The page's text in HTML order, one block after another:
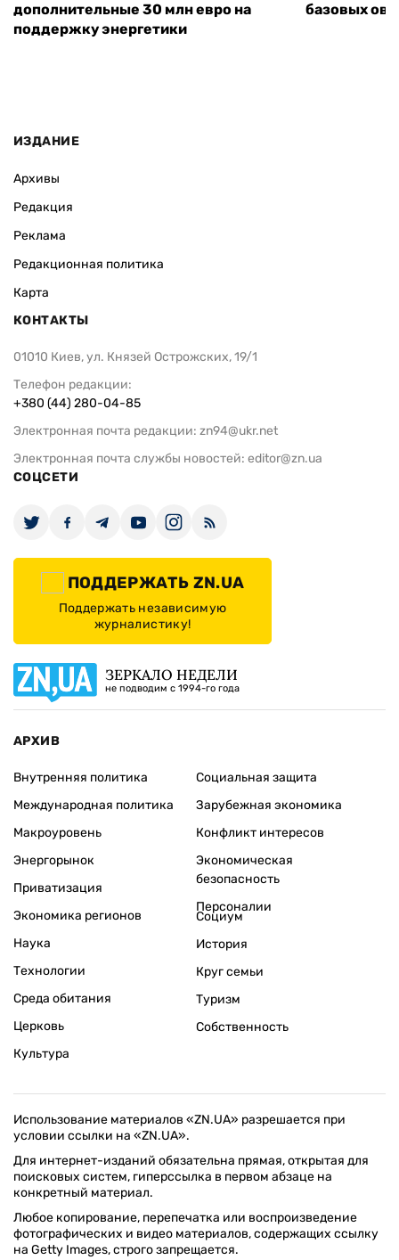
дополнительные 30 млн евро на
поддержку энергетики
базовых
ИЗДАНИЕ
Архивы
Редакция
Реклама
Редакционная политика
Карта
КОНТАКТЫ
01010 Киев, ул. Князей Острожских, 19/1
Телефон редакции:
+380 (44) 280-04-85
Электронная почта редакции: zn94@ukr.net
Электронная почта службы новостей: editor@zn.ua
СОЦСЕТИ
ПОДДЕРЖАТЬ ZN.UA
Поддержать независимую
журналистику!
ЗЕРКАЛО НЕДЕЛИ
не подводим с 1994-го года
АРХИВ
Внутренняя политика
Международная политика
Макроуровень
Энергорынок
Приватизация
Экономика регионов
Социальная защита
Зарубежная экономика
Конфликт интересов
Экономическая
безопасность
Персоналии
Наука
Технологии
Среда обитания
Церковь
Культура
Социум
История
Круг семьи
Туризм
Собственность
Использование материалов «ZN.UA» разрешается при
условии ссылки на «ZN.UA».
Для интернет-изданий обязательна прямая, открытая для
поисковых систем, гиперссылка в первом абзаце на
конкретный материал.
Любое копирование, перепечатка или воспроизведение
фотографических и видео материалов, содержащих ссылку
на Getty Images, строго запрещается.